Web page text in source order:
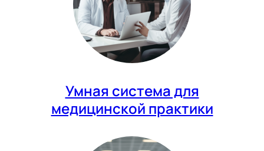
Умная система для
медицинской практики